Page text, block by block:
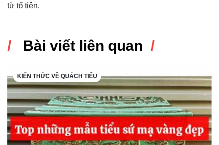
từ tổ tiên.
Bài viết liên quan
KIẾN THỨC VỀ QUÁCH TIỂU